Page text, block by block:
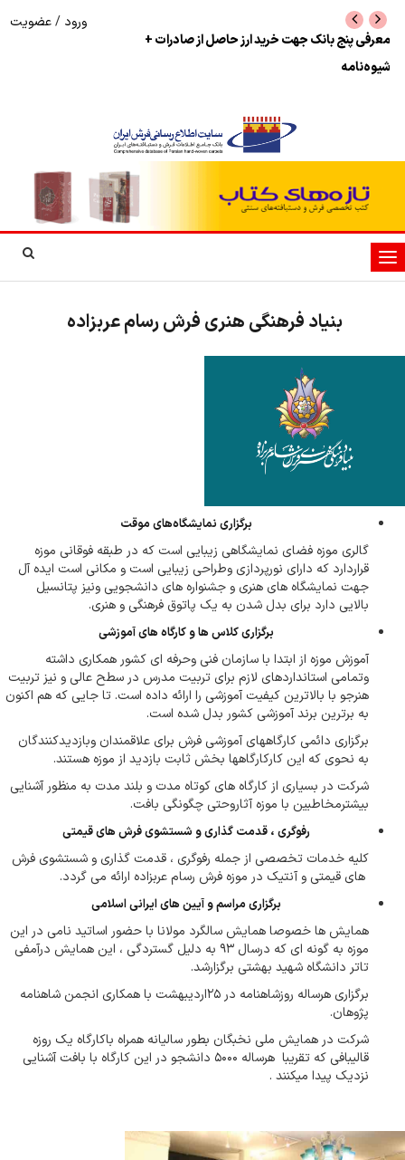
معرفی پنج بانک جهت خرید ارز حاصل از صادرات +
شیوه‌نامه
ورود /عضویت
تغییر
وضعیت
بنیاد فرهنگی هنری فرش رسام عربزاده
برگزاری نمایشگاه‌های موقت
گالری موزه فضای نمایشگاهی زیبایی است که در طبقه فوقانی موزه
قراردارد که دارای نورپردازی وطراحی زیبایی است و مکانی است ایده آل
جهت نمایشگاه های هنری و جشنواره های دانشجویی ونیز پتانسیل
بالایی دارد برای بدل شدن به یک پاتوق فرهنگی و هنری.
برگزاری کلاس ها و کارگاه های آموزشی
آموزش موزه از ابتدا با سازمان فنی وحرفه ای کشور همکاری داشته
وتمامی استانداردهای لازم برای تربیت مدرس در سطح عالی و نیز تربیت
هنرجو با بالاترین کیفیت آموزشی را ارائه داده است. تا جایی که هم اکنون
به برترین برند آموزشی کشور بدل شده است.
برگزاری دائمی کارگاههای آموزشی فرش برای علاقمندان وبازدیدکنندگان
به نحوی که این کارکارگاهها بخش ثابت بازدید از موزه هستند.
شرکت در بسیاری از کارگاه های کوتاه مدت و بلند مدت به منظور آشنایی
بیشترمخاطبین با موزه آثاروحتی چگونگی بافت.
رفوگری ، قدمت گذاری و شستشوی فرش های قیمتی
کلیه خدمات تخصصی از جمله رفوگری ، قدمت گذاری و شستشوی فرش
های قیمتی و آنتیک در موزه فرش رسام عربزاده ارائه می گردد.
برگزاری مراسم و آیین های ایرانی اسلامی
همایش ها خصوصا همایش سالگرد مولانا با حضور اساتید نامی در این
موزه به گونه ای که درسال ۹۳ به دلیل گستردگی ، این همایش درآمفی
تاتر دانشگاه شهید بهشتی برگزارشد.
برگزاری هرساله روزشاهنامه در ۲۵‌اردیبهشت با همکاری انجمن شاهنامه
پژوهان.
شرکت در همایش ملی نخبگان بطور سالیانه همراه باکارگاه یک روزه
قالیبافی که تقریبا هرساله ۵۰۰۰ دانشجو در این کارگاه با بافت آشنایی
نزدیک پیدا میکنند .